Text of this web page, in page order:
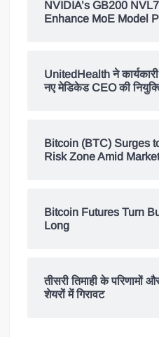
NVIDIA’s GB200
Enhance MoE Model
UnitedHealth ने
नए मेडिकेड CEO की
Bitcoin (BTC) Surges
Risk Zone Amid
Bitcoin Futures Turn
Long
तीसरी तिमाही के परिणामों
शेयरों में गिरावट